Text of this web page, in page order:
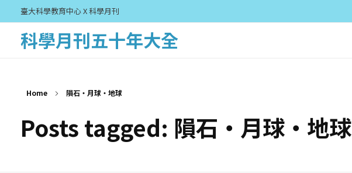
臺大科學教育中心 X 科學月刊
科學月刊五十年大全
Home 隕石‧月球‧地球
Posts tagged: 隕石‧月球‧地球